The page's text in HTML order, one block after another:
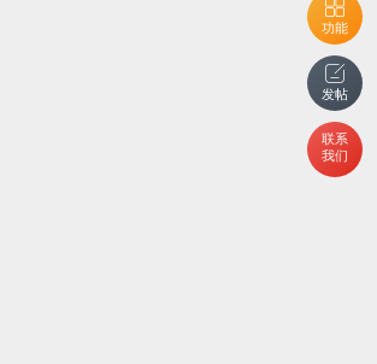
功能
发帖
联系
我们